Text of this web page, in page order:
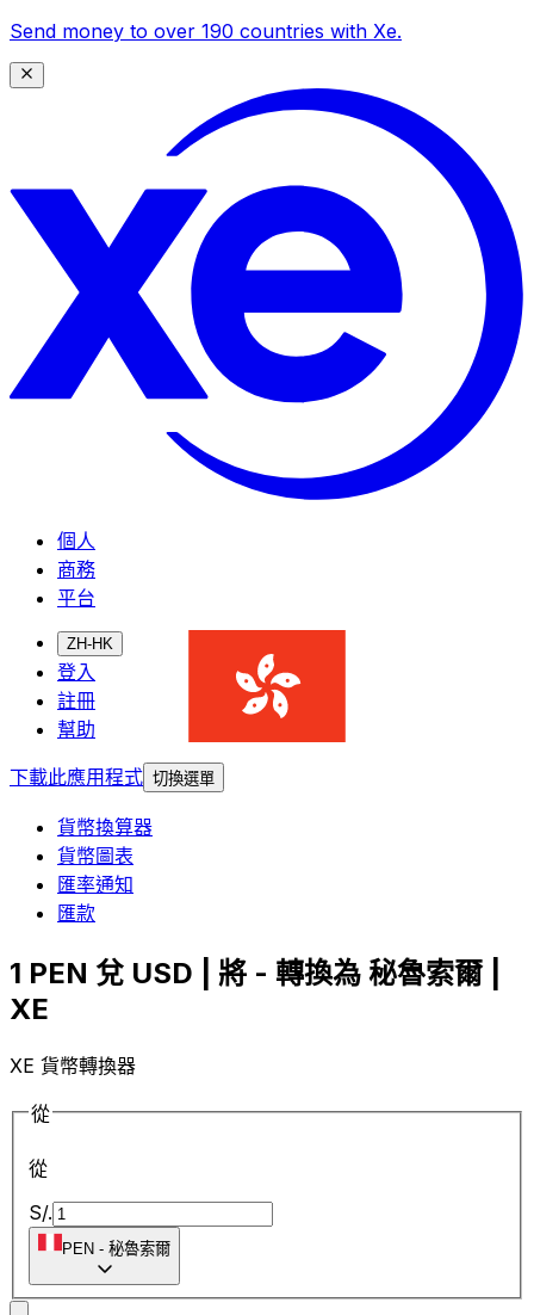
Send money to over 190 countries with Xe.
個人
商務
平台
ZH-HK
登入
註冊
幫助
下載此應用程式 切換選單
貨幣換算器
貨幣圖表
匯率通知
匯款
1 PEN 兌 USD | 將 - 轉換為 秘魯索爾 |
XE
XE 貨幣轉換器
從
從
S/.
PEN - 秘魯索爾